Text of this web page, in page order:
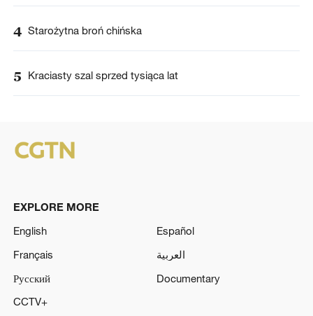
4 Starożytna broń chińska
5 Kraciasty szal sprzed tysiąca lat
EXPLORE MORE
English
Español
Français
العربية
Русский
Documentary
CCTV+